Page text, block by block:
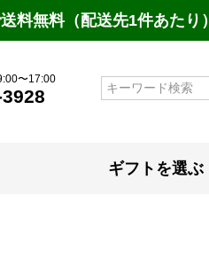
料無料（配送先1件あたり）
〜17:00
ギフトを選ぶ